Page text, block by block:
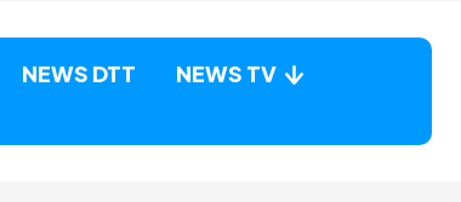
NEWS DTT
NEWS TV